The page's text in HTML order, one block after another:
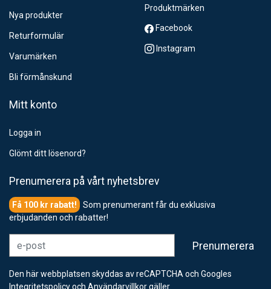
Nya produkter
Returformulär
Varumärken
Bli förmånskund
Produktmärken
Facebook
Instagram
Mitt konto
Logga in
Glömt ditt lösenord?
Prenumerera på vårt nyhetsbrev
Som prenumerant får du exklusiva
erbjudanden och rabatter!
Prenumerera
Den här webbplatsen skyddas av reCAPTCHA och Googles
Integritetspolicyoch Användarvillkorgäller.